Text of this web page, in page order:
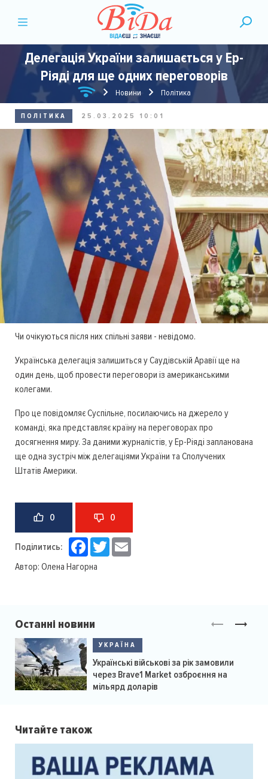
Делегація України залишається у Ер-
Ріяді для ще одних переговорів
Новини Політика
ПОЛІТИКА 25.03.2025 10:01
Чи очікуються після них спільні заяви - невідомо.
Українська делегація залишиться у Саудівській Аравії ще на
один день, щоб провести переговори із американськими
колегами.
Про це повідомляє Суспільне, посилаючись на джерело у
команді, яка представляє країну на переговорах про
досягнення миру. За даними журналістів, у Ер-Ріяді запланована
ще одна зустріч між делегаціями України та Сполучених
Штатів Америки.
0 0
Поділитись: Facebook
Twitter
Автор: Олена Нагорна
Останні новини
УКРАЇНА
Українські військові за рік замовили
через Brave1 Market озброєння на
мільярд доларів
Читайте також